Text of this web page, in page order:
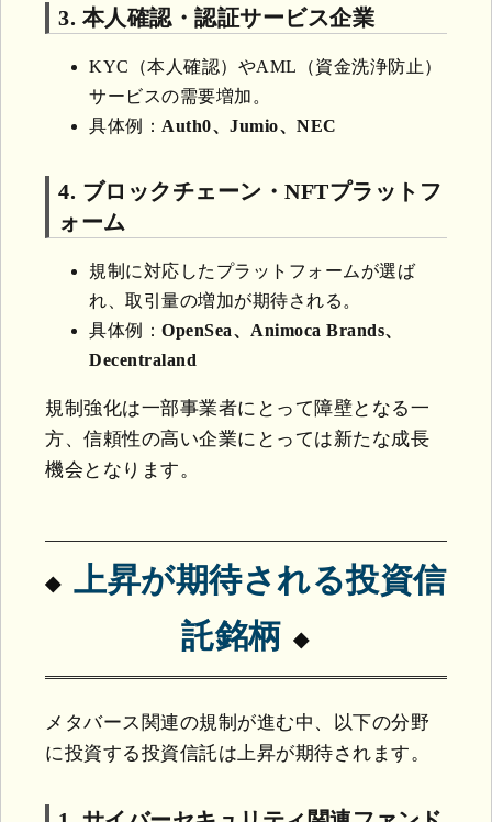
3. 本人確認・認証サービス企業
KYC（本人確認）やAML（資金洗浄防止）
サービスの需要増加。
具体例： Auth0、Jumio、NEC
4. ブロックチェーン・NFTプラットフ
ォーム
規制に対応したプラットフォームが選ば
れ、取引量の増加が期待される。
具体例： OpenSea、Animoca Brands、
Decentraland
規制強化は一部事業者にとって障壁となる一
方、信頼性の高い企業にとっては新たな成長
機会となります。
上昇が期待される投資信
託銘柄
メタバース関連の規制が進む中、以下の分野
に投資する投資信託は上昇が期待されます。